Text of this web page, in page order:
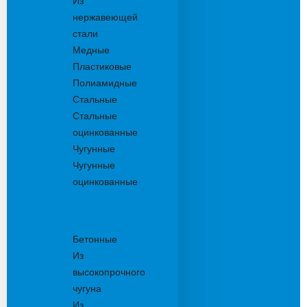
нержавеющей
стали
Медные
Пластиковые
Полиамидные
Стальные
Стальные
оцинкованные
Чугунные
Чугунные
оцинкованные
Бетонные
Из
высокопрочного
чугуна